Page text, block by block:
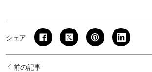
シェア
前の記事